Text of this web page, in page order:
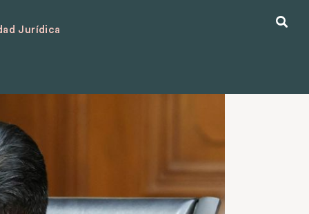
Jurídica